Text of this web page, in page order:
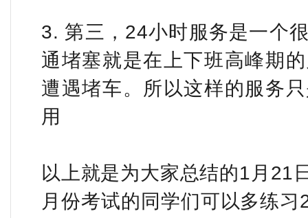
3. 第三，24小时服务是一个
通堵塞就是在上下班高峰期
遭遇堵车。所以这样的服务
用
以上就是为大家总结的1月21
月份考试的同学们可以多练